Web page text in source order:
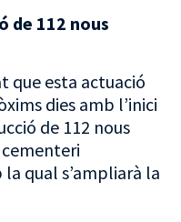
de 112 nous
que esta actuació
dies amb l’inici
de 112 nous
qual s’ampliarà la